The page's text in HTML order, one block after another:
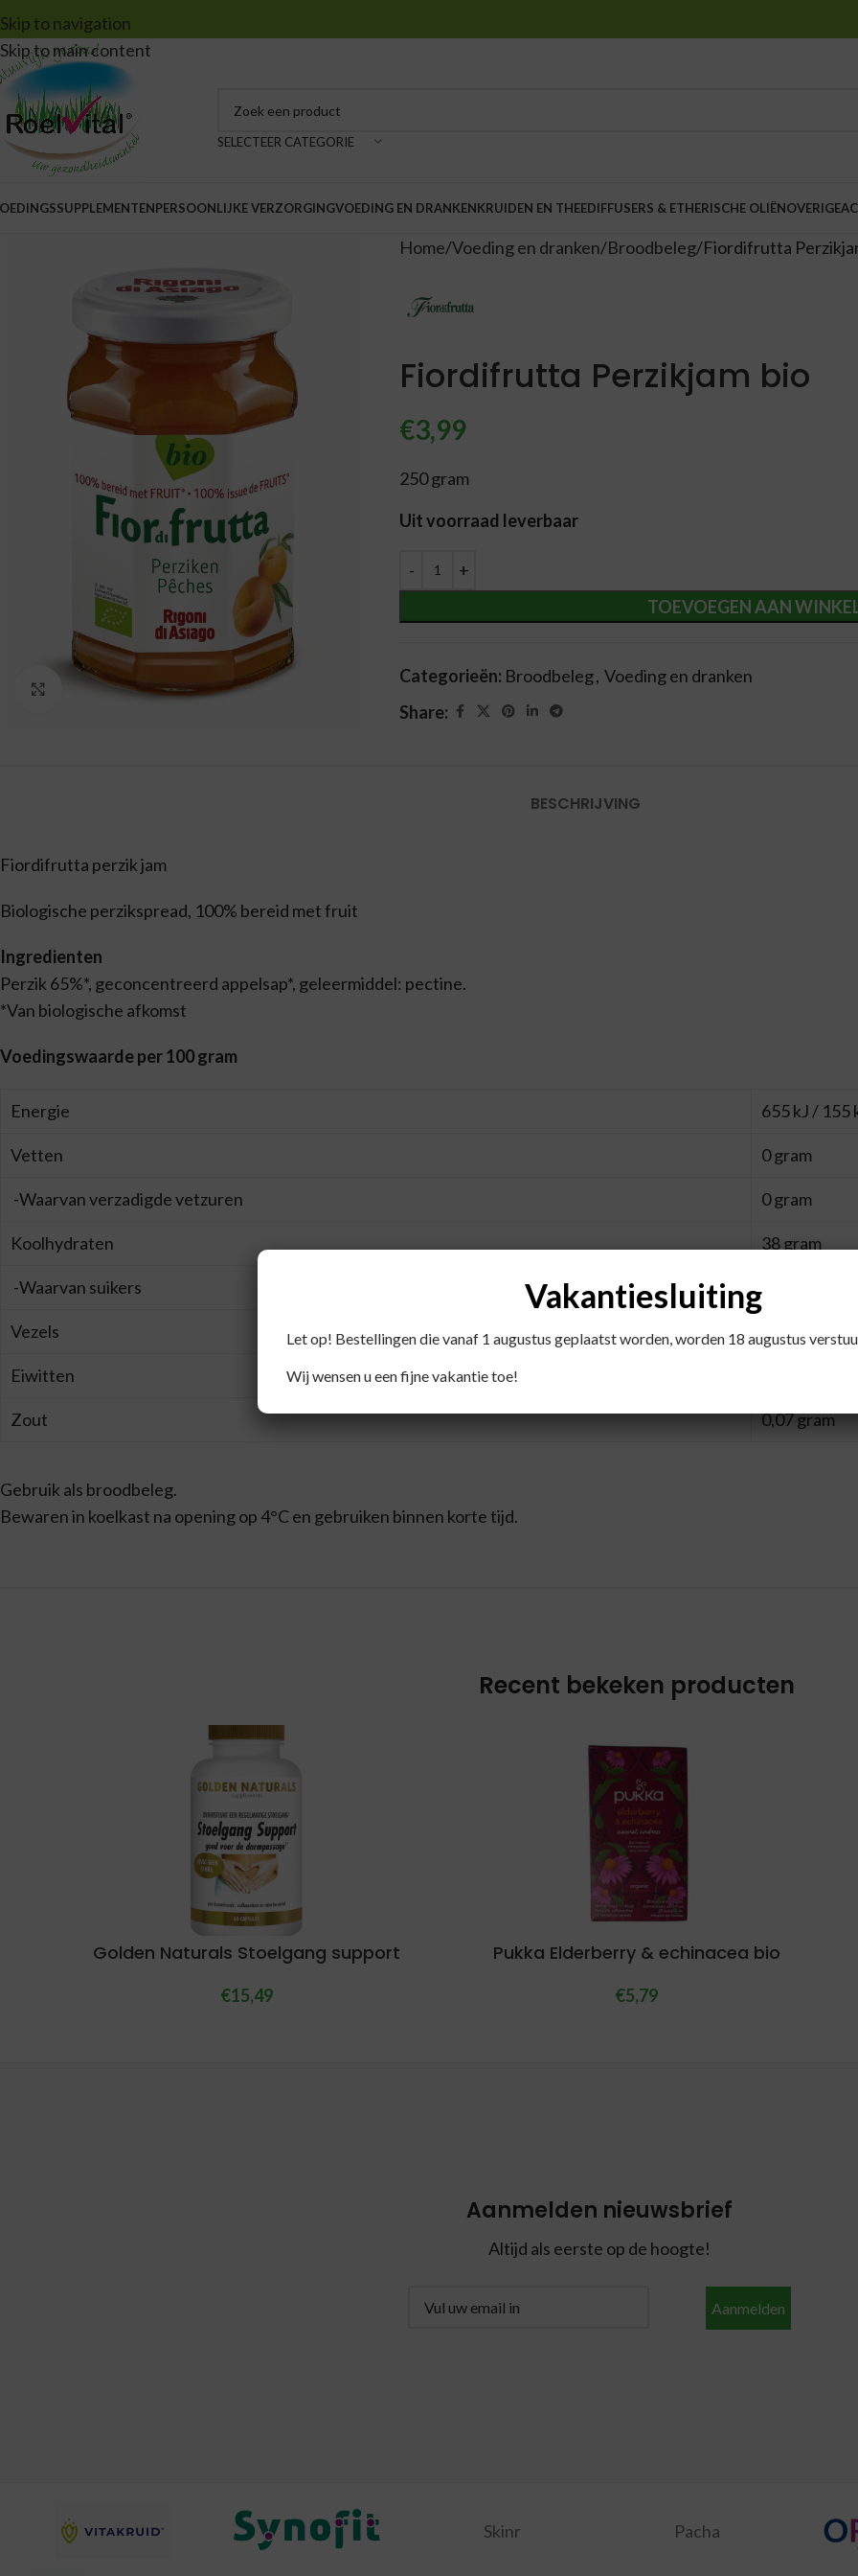
Skip to navigation
Skip to main content
SELECTEER CATEGORIE
PERSOONLIJKE VERZORGINGVOEDING EN DRANKENKRUIDEN EN THEEDIFFUSERS & ETHERISCHE OLIËNOVERIGE
Vergroten
Home Voeding en dranken Broodbeleg Fiordifrutta
Fiordifrutta Perzikjam bio
€3,99
250 gram
Uit voorraad leverbaar
TOEVOEGEN AAN
Alternative:
Categorieën: Broodbeleg, Voeding en dranken
Share:
BESCHRIJVING
Fiordifrutta perzik jam
Biologische perzikspread, 100% bereid met fruit
Ingredienten
Perzik 65%*, geconcentreerd appelsap*, geleermiddel: pectine.
*Van biologische afkomst
Voedingswaarde per 100 gram
Energie 655 kJ / 155
Vetten 0 gram
-Waarvan verzadigde vetzuren 0 gram
Koolhydraten 38 gram
-Waarvan suikers 37 gram
Vezels 2,5 gram
Eiwitten
Zout 0,07 gram
Gebruik als broodbeleg.
Bewaren in koelkast na opening op 4°C en gebruiken binnen korte tijd.
Recent bekeken producten
Golden Naturals Stoelgang support
€15,49
Pukka Elderberry & echinacea bio
€5,79
Aanmelden nieuwsbrief
Altijd als eerste op de hoogte!
Aanmelden
Skinr Pacha
Vakantiesluiting
Let op! Bestellingen die vanaf 1 augustus geplaatst worden, worden 18 augustus
Wij wensen u een fijne vakantie toe!